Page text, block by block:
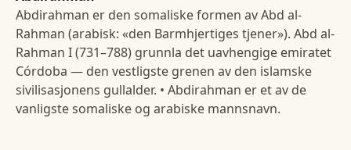
Abdirahman er den somaliske formen av Abd al-
Rahman (arabisk: «den Barmhjertiges tjener»). Abd al-
Rahman I (731–788) grunnla det uavhengige emiratet
Córdoba — den vestligste grenen av den islamske
sivilisasjonens gullalder. • Abdirahman er et av de
vanligste somaliske og arabiske mannsnavn.